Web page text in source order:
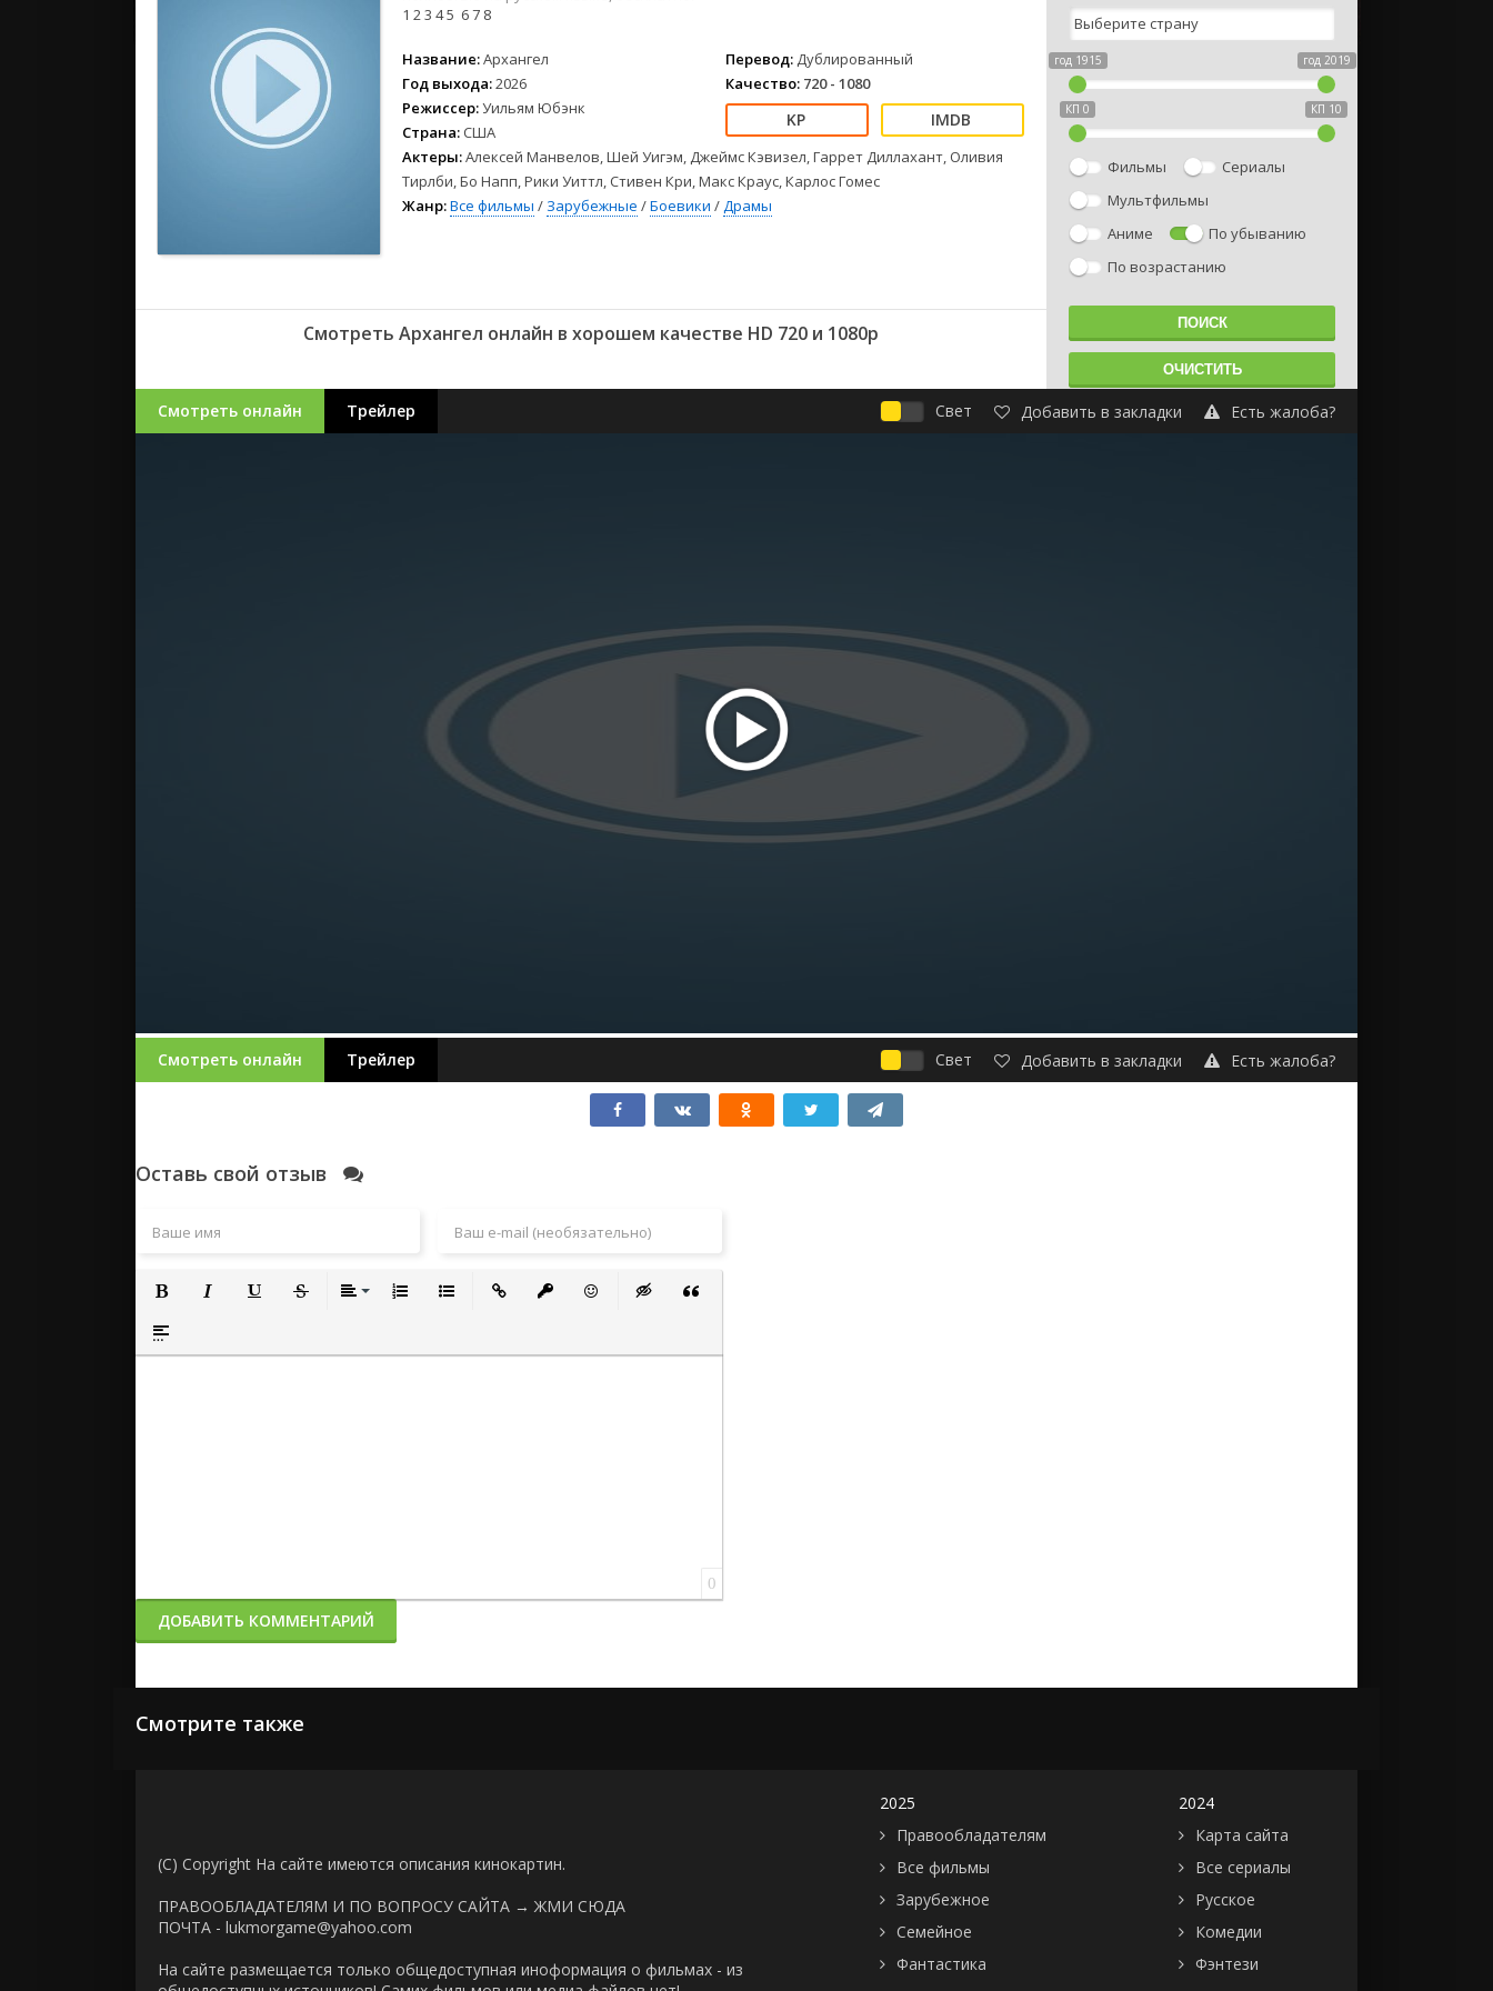
2021
Русские
Зарубежные
Триллеры
Ужасы
Фантастика
2021
Зарубежные
1 23 45 67 8
Название:Архангел
Год выхода:2026
Режиссер:Уильям Юбэнк
Страна: США
Перевод: Дублированный
Качество: 720 - 1080
Актеры:Алексей Манвелов, Шей Уигэм, Джеймс Кэвизел, Гаррет Диллахант, Оливия
Тирлби, Бо Напп, Рики Уиттл, Стивен Кри, Макс Краус, Карлос Гомес
Жанр:Все фильмы / Зарубежные /Боевики /Драмы
Смотреть Архангел онлайн в хорошем качестве HD 720 и 1080p
год 1915 год 2019
КП 0 КП 10
Фильмы
Сериалы
Мультфильмы
Аниме
По убыванию
По возрастанию
Смотреть онлайн Трейлер Свет Добавить в закладки Есть жалоба?
Смотреть онлайн Трейлер Свет Добавить в закладки Есть жалоба?
Оставь свой отзыв
Полужирный
Вставка спойлера
0
ДОБАВИТЬ КОММЕНТАРИЙ
Смотрите также
(C) Copyright На сайте имеются описания кинокартин.
ПРАВООБЛАДАТЕЛЯМ И ПО ВОПРОСУ САЙТА → ЖМИ СЮДА
ПОЧТА - lukmorgame@yahoo.com
На сайте размещается только общедоступная иноформация о фильмах - из
2025
Правообладателям
Все фильмы
Зарубежное
Семейное
Фантастика
2024
Карта сайта
Все сериалы
Русское
Комедии
Фэнтези